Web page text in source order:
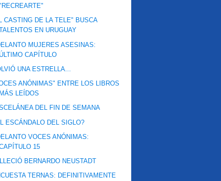
CASTING DE LA TELE" BUSCA
EN URUGUAY
MUJERES ASESINAS:
CAPÍTULO
UNA ESTRELLA...
ANÓNIMAS" ENTRE LOS LIBROS
LEÍDOS
DEL FIN DE SEMANA
ESCÁNDALO DEL SIGLO?
VOCES ANÓNIMAS:
15
BERNARDO NEUSTADT
TERNAS: DEFINITIVAMENTE